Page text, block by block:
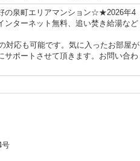
の泉町エリアマンション☆★2026年4
ンターネット無料、追い焚き給湯など
対応も可能です。気に入ったお部屋が
ポートさせて頂きます。お問い合わ
号